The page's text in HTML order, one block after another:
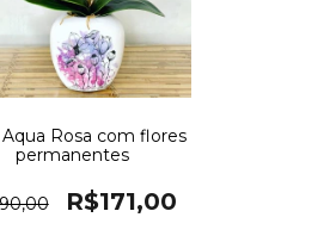
Aqua Rosa com flores
permanentes
R$171,00